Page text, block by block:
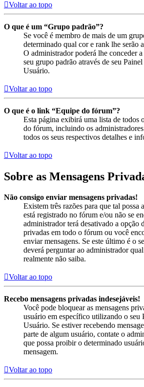
Voltar ao topo
O que é um “Grupo padrão”?
Se você é membro de mais de um
determinado qual cor e rank lhe serão
O administrador poderá lhe conceder
seu grupo padrão através de seu
Usuário.
Voltar ao topo
O que é o link “Equipe do fórum”?
Esta página exibirá uma lista de todos
do fórum, incluindo os
todos os seus respectivos detalhes e
Voltar ao topo
Sobre as Mensagens
Não consigo enviar mensagens privadas!
Existem três razões para que tal possa
está registrado no fórum e/ou não se
administrador terá desativado a opção
privadas em todo o fórum ou você
enviar mensagens. Se este último é o
deverá perguntar ao administrador
realmente não saiba.
Voltar ao topo
Recebo mensagens privadas indesejáveis!
Você pode bloquear as mensagens
usuário em específico utilizando o seu
Usuário. Se estiver recebendo
parte de algum usuário, contate o
que possa proibir o determinado
mensagem.
Voltar ao topo